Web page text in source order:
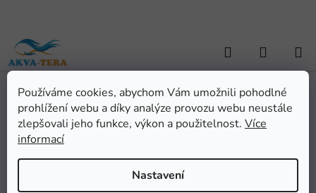
Používáme cookies, abychom Vám umožnili pohodlné
prohlížení webu a díky analýze provozu webu neustále
zlepšovali jeho funkce, výkon a použitelnost. Více
informací
Nastavení
obsah
Hledat
KOŠÍK
Domů / AKVARISTIKA / Pomůcky a doplňky / Termoboxy a obaly
Polystyrenový ochranný roh 75x75x75 mm (1ks)
Polystyrenový ochranný
roh 75x75x75 mm (1ks)
Podrobnosti hodnocení